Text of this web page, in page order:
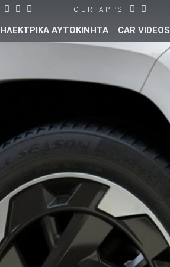
OUR APPS
ΗΛΕΚΤΡΙΚΑ ΑΥΤΟΚΙΝΗΤΑ CAR VIDEOS